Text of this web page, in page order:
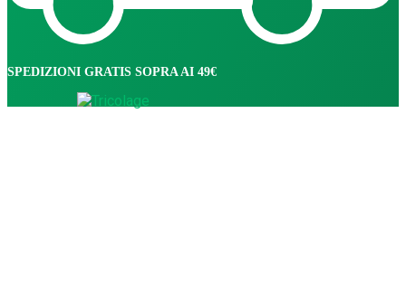
SPEDIZIONI GRATIS SOPRA AI 49€